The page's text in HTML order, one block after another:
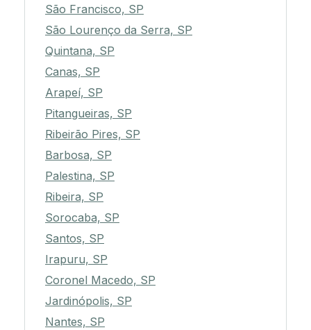
São Francisco, SP
São Lourenço da Serra, SP
Quintana, SP
Canas, SP
Arapeí, SP
Pitangueiras, SP
Ribeirão Pires, SP
Barbosa, SP
Palestina, SP
Ribeira, SP
Sorocaba, SP
Santos, SP
Irapuru, SP
Coronel Macedo, SP
Jardinópolis, SP
Nantes, SP